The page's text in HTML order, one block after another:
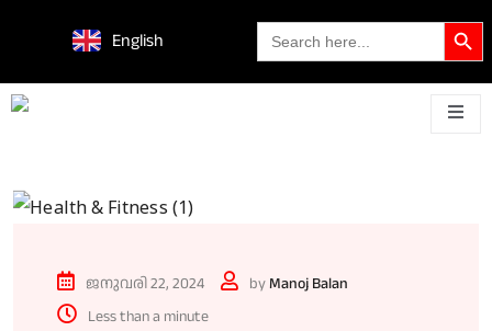
English Search
for:
Search Button
ജനുവരി 22, 2024 byManoj Balan
Less than a minute